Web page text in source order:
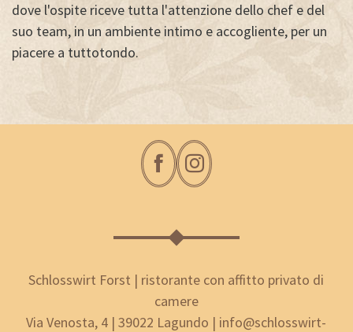
dove l'ospite riceve tutta l'attenzione dello chef e del
suo team, in un ambiente intimo e accogliente, per un
piacere a tuttotondo.
Schlosswirt Forst | ristorante con affitto privato di
camere
Via Venosta, 4 | 39022 Lagundo | info@schlosswirt-